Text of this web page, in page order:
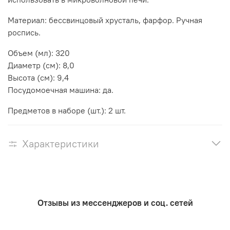
Материал: бессвинцовый хрусталь, фарфор. Ручная
роспись.
Объем (мл): 320
Диаметр (см): 8,0
Высота (см): 9,4
Посудомоечная машина: да.
Предметов в наборе (шт.): 2 шт.
Характеристики
Отзывы из мессенджеров и соц. сетей